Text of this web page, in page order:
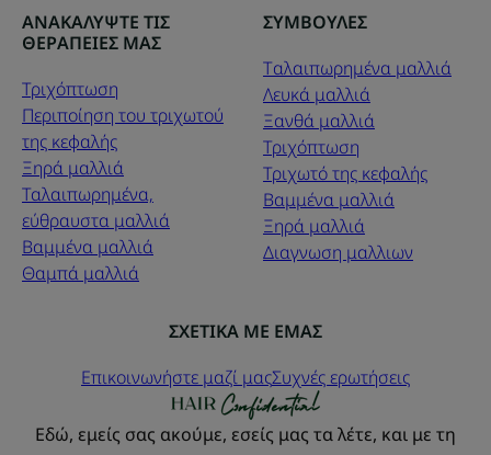
ΑΝΑΚΑΛΥΨΤΕ ΤΙΣ
ΘΕΡΑΠΕΙΕΣ ΜΑΣ
Τριχόπτωση
Περιποίηση του τριχωτού
της κεφαλής
Ξηρά μαλλιά
Ταλαιπωρημένα,
εύθραυστα μαλλιά
Βαμμένα μαλλιά
Θαμπά μαλλιά
ΣΥΜΒΟΥΛΕΣ
Tαλαιπωρημένα μαλλιά
Λευκά μαλλιά
Ξανθά μαλλιά
Τριχόπτωση
Τριχωτό της κεφαλής
Βαμμένα μαλλιά
Ξηρά μαλλιά
Διαγνωση μαλλιων
ΣΧΕΤΙΚΑ ΜΕ ΕΜΑΣ
Επικοινωνήστε μαζί μαςΣυχνές ερωτήσεις
Εδώ, εμείς σας ακούμε, εσείς μας τα λέτε, και με τη